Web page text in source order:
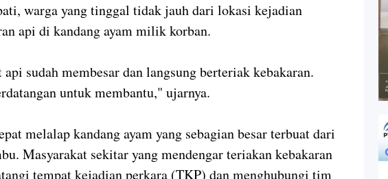
warga yang tinggal tidak jauh dari lokasi kejadian
api di kandang ayam milik korban.
sudah membesar dan langsung berteriak kebakaran.
untuk membantu," ujarnya.
melalap kandang ayam yang sebagian besar terbuat dari
Masyarakat sekitar yang mendengar teriakan kebakaran
tempat kejadian perkara (TKP) dan menghubungi tim